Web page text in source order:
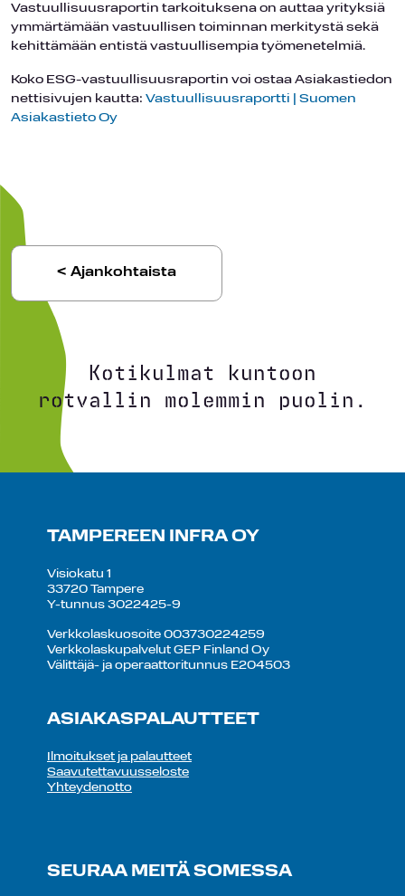
Vastuullisuusraportin tarkoituksena on auttaa yrityksiä
ymmärtämään vastuullisen toiminnan merkitystä sekä
kehittämään entistä vastuullisempia työmenetelmiä.
Koko ESG-vastuullisuusraportin voi ostaa Asiakastiedon
nettisivujen kautta: Vastuullisuusraportti | Suomen
Asiakastieto Oy
< Ajankohtaista
Kotikulmat kuntoon
rotvallin molemmin puolin.
TAMPEREEN INFRA OY
Visiokatu 1
33720 Tampere
Y-tunnus 3022425-9
Verkkolaskuosoite 003730224259
Verkkolaskupalvelut GEP Finland Oy
Välittäjä- ja operaattoritunnus E204503
ASIAKASPALAUTTEET
Ilmoitukset ja palautteet
Saavutettavuusseloste
Yhteydenotto
SEURAA MEITÄ SOMESSA